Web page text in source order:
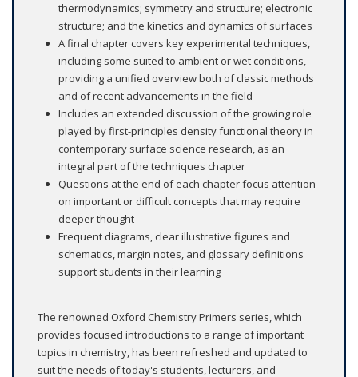
thermodynamics; symmetry and structure; electronic
structure; and the kinetics and dynamics of surfaces
A final chapter covers key experimental techniques,
including some suited to ambient or wet conditions,
providing a unified overview both of classic methods
and of recent advancements in the field
Includes an extended discussion of the growing role
played by first-principles density functional theory in
contemporary surface science research, as an
integral part of the techniques chapter
Questions at the end of each chapter focus attention
on important or difficult concepts that may require
deeper thought
Frequent diagrams, clear illustrative figures and
schematics, margin notes, and glossary definitions
support students in their learning
The renowned Oxford Chemistry Primers series, which
provides focused introductions to a range of important
topics in chemistry, has been refreshed and updated to
suit the needs of today's students, lecturers, and